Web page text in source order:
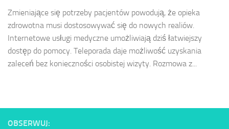
Zmieniające się potrzeby pacjentów powodują, że opieka
zdrowotna musi dostosowywać się do nowych realiów.
Internetowe usługi medyczne umożliwiają dziś łatwiejszy
dostęp do pomocy. Teleporada daje możliwość uzyskania
zaleceń bez konieczności osobistej wizyty. Rozmowa z...
OBSERWUJ: